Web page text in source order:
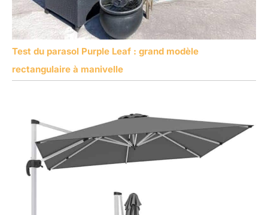
Test du parasol Purple Leaf : grand modèle
rectangulaire à manivelle